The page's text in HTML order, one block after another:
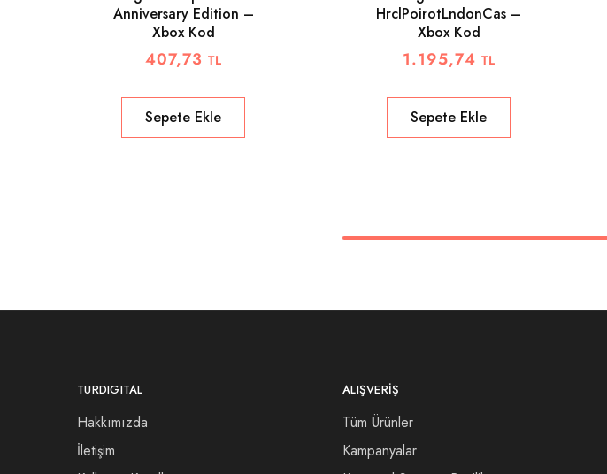
Anniversary Edition –
Xbox Kod
407,73 TL
Sepete Ekle
HrclPoirotLndonCas –
Xbox Kod
1.195,74 TL
Sepete Ekle
TURDIGITAL
Hakkımızda
İletişim
ALIŞVERIŞ
Tüm Ürünler
Kampanyalar